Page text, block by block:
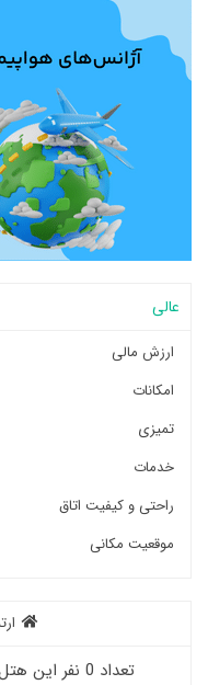
عالی
ارزش مالی
امکانات
تمیزی
خدمات
راحتی و کیفیت اتاق
موقعیت مکانی
تعداد 0 نفر این هتل را به لیست خود اضافه کرده‌اند